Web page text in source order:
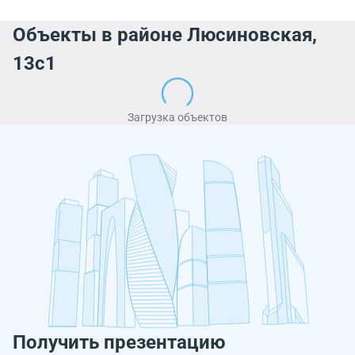
Объекты в районе Люсиновская,
13с1
Загрузка объектов
Получить презентацию